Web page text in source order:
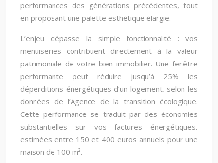
performances des générations précédentes, tout
en proposant une palette esthétique élargie.
L’enjeu dépasse la simple fonctionnalité : vos
menuiseries contribuent directement à la valeur
patrimoniale de votre bien immobilier. Une fenêtre
performante peut réduire jusqu’à 25% les
déperditions énergétiques d’un logement, selon les
données de l’Agence de la transition écologique.
Cette performance se traduit par des économies
substantielles sur vos factures énergétiques,
estimées entre 150 et 400 euros annuels pour une
maison de 100 m².